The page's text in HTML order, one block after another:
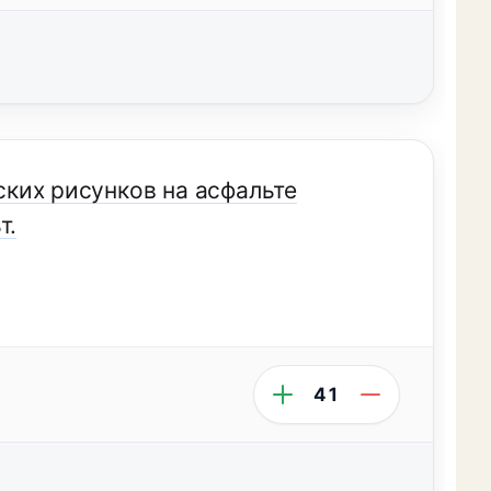
рисунков на асфальте
41